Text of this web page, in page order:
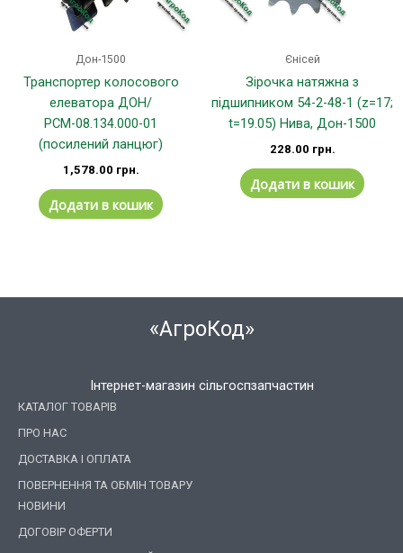
Дон-1500
Транспортер колосового
елеватора ДОН/
РСМ-08.134.000-01
(посилений ланцюг)
1,578.00 грн.
Додати в кошик
Єнісей
Зірочка натяжна з
підшипником 54-2-48-1 (z=17;
t=19.05) Нива, Дон-1500
228.00 грн.
Додати в кошик
«АгроКод»
Інтернет-магазин сільгоспзапчастин
КАТАЛОГ ТОВАРІВ
ПРО НАС
ДОСТАВКА І ОПЛАТА
ПОВЕРНЕННЯ ТА ОБМІН ТОВАРУ
НОВИНИ
ДОГОВІР ОФЕРТИ